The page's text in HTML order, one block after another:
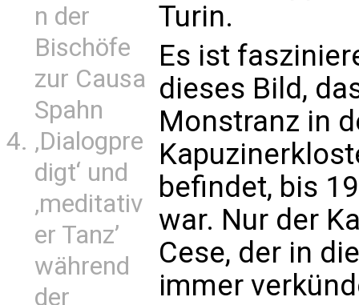
n der
Bischöfe
zur Causa
Spahn
‚Dialogpre
digt‘ und
‚meditativ
er Tanz’
während
der
Turin.
Es ist
dieses Bild,
Monstranz in
befindet, bis
war. Nur der
Cese, der in
immer